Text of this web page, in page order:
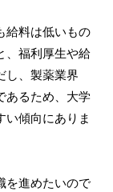
給料は低いもの
、福利厚生や給
し、製薬業界
あるため、大学
い傾向にありま
を進めたいので